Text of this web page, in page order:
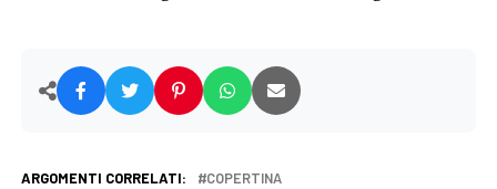
ARGOMENTI CORRELATI: COPERTINA